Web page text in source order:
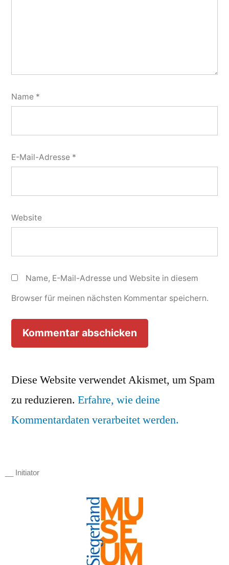
Name *
E-Mail-Adresse *
Website
Name, E-Mail-Adresse und Website in diesem
Browser für meinen nächsten Kommentar speichern.
Diese Website verwendet Akismet, um Spam
zu reduzieren. Erfahre, wie deine
Kommentardaten verarbeitet werden.
__ Initiator